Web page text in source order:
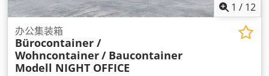
1 / 12
办公集装箱
Bürocontainer /
Wohncontainer/ Baucontainer
Modell NIGHT OFFICE